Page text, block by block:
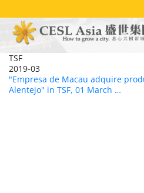
to
main
content
TSF
2019-03
"Empresa de Macau adquire
Alentejo" in TSF, 01 March …